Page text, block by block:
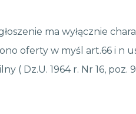
ma wyłącznie
oferty w myśl art.66 i n
( Dz.U. 1964 r. Nr 16, poz.